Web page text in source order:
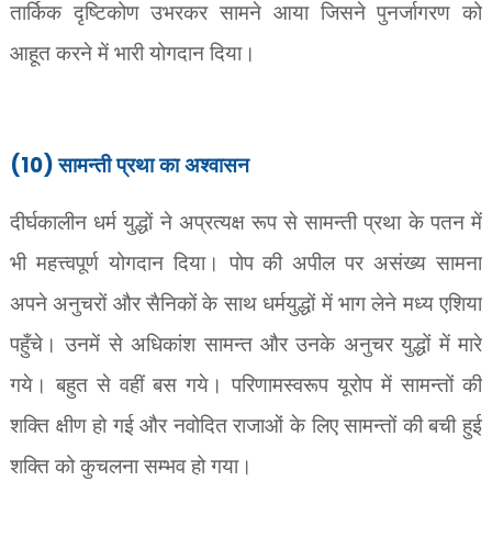
तार्किक दृष्टिकोण उभरकर सामने आया जिसने पुनर्जागरण को
आहूत करने में भारी योगदान दिया।
(10)सामन्ती प्रथा का अश्वासन
दीर्घकालीन धर्म युद्धों ने अप्रत्यक्ष रूप से सामन्ती प्रथा के पतन में
भी महत्त्वपूर्ण योगदान दिया। पोप की अपील पर असंख्य सामना
अपने अनुचरों और सैनिकों के साथ धर्मयुद्धों में भाग लेने मध्य एशिया
पहुँचे। उनमें से अधिकांश सामन्त और उनके अनुचर युद्धों में मारे
गये। बहुत से वहीं बस गये। परिणामस्वरूप यूरोप में सामन्तों की
शक्ति क्षीण हो गई और नवोदित राजाओं के लिए सामन्तों की बची हुई
शक्ति को कुचलना सम्भव हो गया।